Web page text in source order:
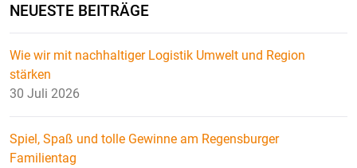
NEUESTE BEITRÄGE
Wie wir mit nachhaltiger Logistik Umwelt und Region
stärken
30 Juli 2026
Spiel, Spaß und tolle Gewinne am Regensburger
Familientag